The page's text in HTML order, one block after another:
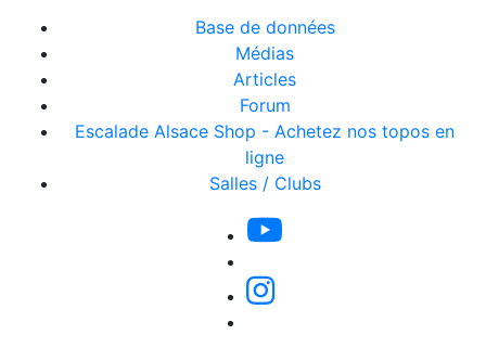
Base de données
Médias
Articles
Forum
Escalade Alsace Shop - Achetez nos topos en
ligne
Salles / Clubs